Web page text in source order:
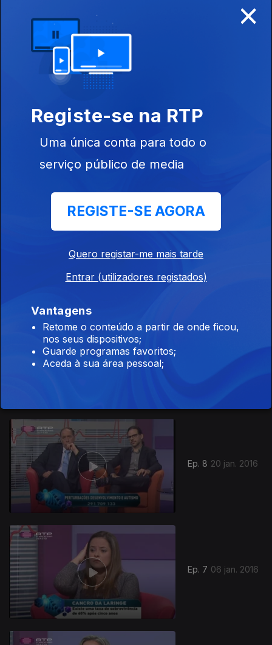
Ep. 11
Ep. 10
Ep. 8 20 jan. 2016
Ep. 7 06 jan. 2016
×
Registe-se na RTP
Uma única conta para todo o
serviço público de media
REGISTE-SE AGORA
Quero registar-me mais tarde
Entrar (utilizadores registados)
Vantagens
Retome o conteúdo a partir de onde ficou,
nos seus dispositivos;
Guarde programas favoritos;
Aceda à sua área pessoal;